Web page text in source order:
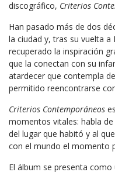
discográfico, Criterios
Han pasado más de dos
la ciudad y, tras su vuelta
recuperado la inspiración
que la conectan con su
atardecer que contempla
permitido reencontrarse
Criterios Contemporáneos
momentos vitales: habla
del lugar que habitó y al
con el mundo el momento
El álbum se presenta